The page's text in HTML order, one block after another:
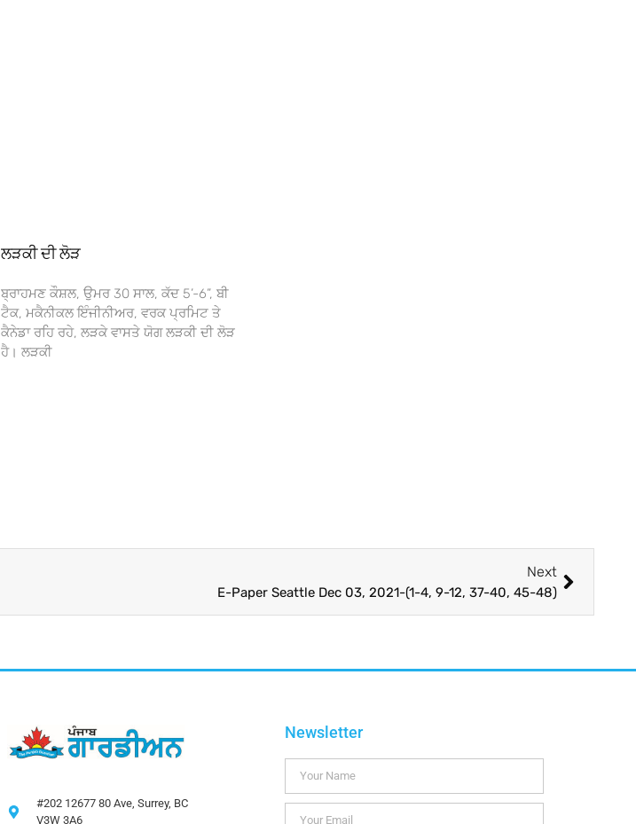
ਲੜਕੀ ਦੀ ਲੋੜ
ਬ੍ਰਾਹਮਣ ਕੌਸ਼ਲ, ਉਮਰ 30 ਸਾਲ, ਕੱਦ 5’-6”, ਬੀ
ਟੈਕ, ਮਕੈਨੀਕਲ ਇੰਜੀਨੀਅਰ, ਵਰਕ ਪ੍ਰਮਿਟ ਤੇ
ਕੈਨੇਡਾ ਰਹਿ ਰਹੇ, ਲੜਕੇ ਵਾਸਤੇ ਯੋਗ ਲੜਕੀ ਦੀ ਲੋੜ
ਹੈ। ਲੜਕੀ
Next
E-Paper Seattle Dec 03, 2021-(1-4, 9-12, 37-40, 45-48)
#202 12677 80 Ave, Surrey, BC
V3W 3A6
Newsletter